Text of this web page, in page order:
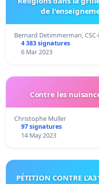
de
Bernard Detimmerman,
4 383 signatures
6 Mar 2023
Contre les
Christophe Muller
97 signatures
14 May 2023
PÉTITION CONTRE